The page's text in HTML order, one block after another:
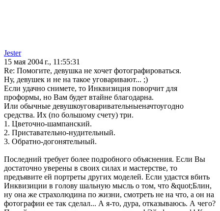
Jester
15 мая 2004 г., 11:55:31
Re: Помогите, девушка не хочет фотографироваться.
Ну, девушек и не на такое уговаривают... ;)
Если удачно снимете, то Инквизиция поворчит для
проформы, но Вам будет втайне благодарна.
Или обычные девушкоуговаривательныеначтоугодно
средства. Их (по большому счету) три.
1. Цветочно-шампанский.
2. Приставательно-нудительный.
3. Обратно-догонятельный.
Последний требует более подробного объяснения. Если Вы
достаточно уверены в своих силах и мастерстве, то
предъявите ей портреты других моделей. Если удастся вбить
Инквизиции в голову шальную мысль о том, что &quot;Блин,
ну она же страхолюдина по жизни, смотреть не на что, а он на
фотографии ее так сделал... А я-то, дура, отказываюсь. А чего?